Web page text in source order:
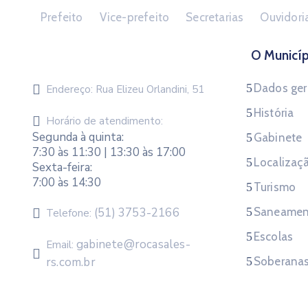
Prefeito Vice-prefeito Secretarias
Endereço: Rua Elizeu Orlandini, 51
Horário de atendimento:
Segunda à quinta:
7:30 às 11:30 | 13:30 às 17:00
Sexta-feira:
7:00 às 14:30
Telefone: (51) 3753-2166
Email: gabinete@rocasales-
rs.com.br
O
Dados
História
Gabinete
Turismo
Escolas